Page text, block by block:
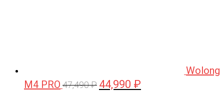
Wolong
M4 PRO 47,490₽ Первоначальная
44,990 ₽